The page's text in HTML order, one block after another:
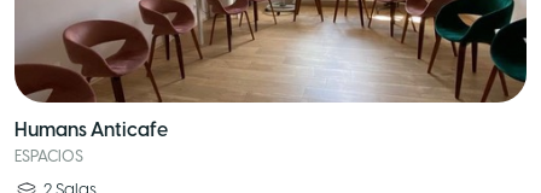
Humans Anticafe
ESPACIOS